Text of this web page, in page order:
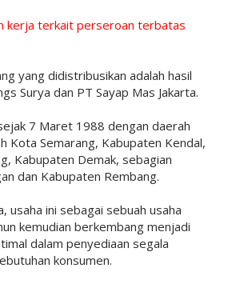
kerja terkait perseroan terbatas
yang didistribusikan adalah hasil
Surya dan PT Sayap Mas Jakarta.
7 Maret 1988 dengan daerah
Kota Semarang, Kabupaten Kendal,
Kabupaten Demak, sebagian
dan Kabupaten Rembang.
usaha ini sebagai sebuah usaha
kemudian berkembang menjadi
dalam penyediaan segala
konsumen.